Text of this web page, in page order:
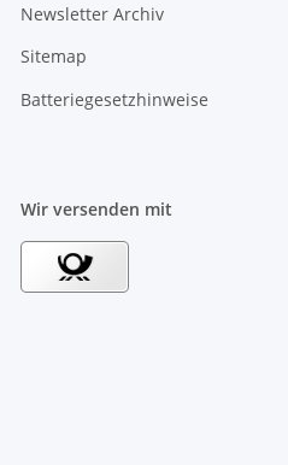
Newsletter Archiv
Sitemap
Batteriegesetzhinweise
Wir versenden mit